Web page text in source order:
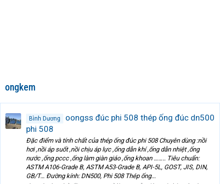
ongkem
Bình Dương
oongss đúc phi 508 thép ống đúc dn500
phi 508
Đặc điểm và tính chất của thép ống đúc phi 508 Chuyên dùng :nồi
hơi ,nồi áp suốt ,nồi chịu áp lực ,ống dẫn khí ,ống dẫn nhiệt ,ống
nước ,ống pccc ,ống làm giàn giáo ,ống khoan …….. Tiêu chuẩn:
ASTM A106-Grade B, ASTM A53-Grade B, API-5L, GOST, JIS, DIN,
GB/T… Đường kính: DN500, Phi 508 Thép ống...